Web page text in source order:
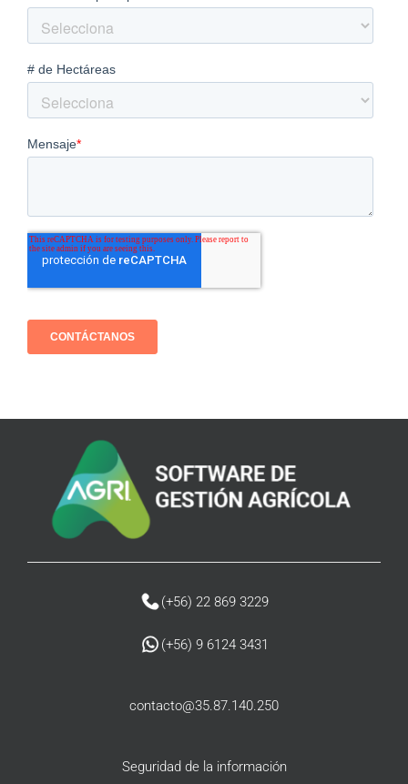
(+56) 22 869 3229
(+56) 9 6124 3431
contacto@35.87.140.250
Seguridad de la información